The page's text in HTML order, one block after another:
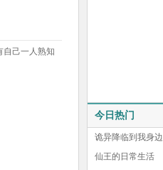
自己一人熟知
今日热门
诡异降临到我身边
仙王的日常生活